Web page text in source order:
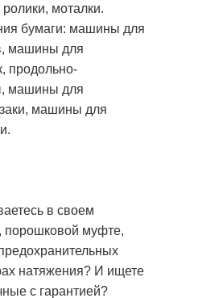
моталки.
бумаги: машины для
машины для
продольно-
машины для
машины для
в своем
порошковой муфте,
натяжения? И ищете
с гарантией?